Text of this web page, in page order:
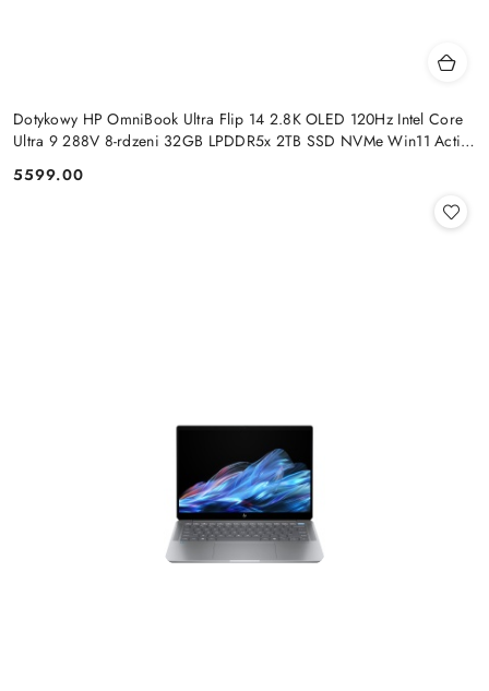
Dotykowy HP OmniBook Ultra Flip 14 2.8K OLED 120Hz Intel Core
Ultra 9 288V 8-rdzeni 32GB LPDDR5x 2TB SSD NVMe Win11 Active
Cena:
5599.00